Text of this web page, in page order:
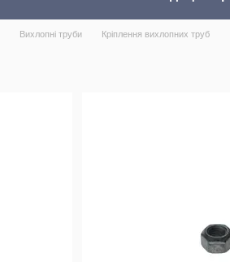
Вихлопні труби Кріплення вихлопних труб